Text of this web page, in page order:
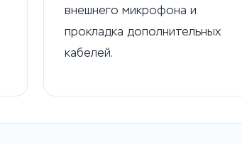
внешнего микрофона и
прокладка дополнительных
кабелей.